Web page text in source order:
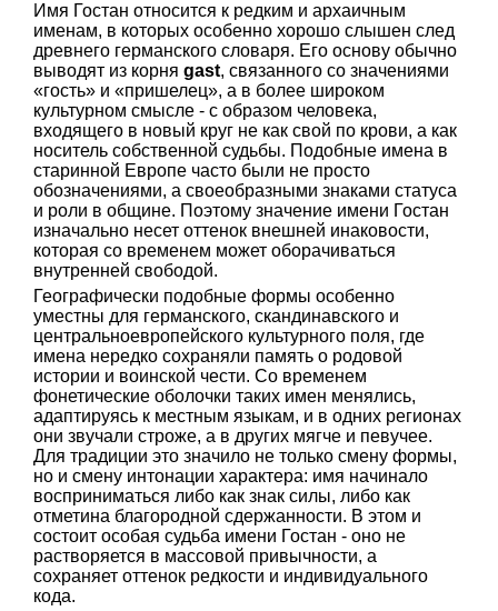
Имя Гостан относится к редким и архаичным
именам, в которых особенно хорошо слышен след
древнего германского словаря. Его основу обычно
выводят из корня gast, связанного со значениями
«гость» и «пришелец», а в более широком
культурном смысле - с образом человека,
входящего в новый круг не как свой по крови, а как
носитель собственной судьбы. Подобные имена в
старинной Европе часто были не просто
обозначениями, а своеобразными знаками статуса
и роли в общине. Поэтому значение имени Гостан
изначально несет оттенок внешней инаковости,
которая со временем может оборачиваться
внутренней свободой.
Географически подобные формы особенно
уместны для германского, скандинавского и
центральноевропейского культурного поля, где
имена нередко сохраняли память о родовой
истории и воинской чести. Со временем
фонетические оболочки таких имен менялись,
адаптируясь к местным языкам, и в одних регионах
они звучали строже, а в других мягче и певучее.
Для традиции это значило не только смену формы,
но и смену интонации характера: имя начинало
восприниматься либо как знак силы, либо как
отметина благородной сдержанности. В этом и
состоит особая судьба имени Гостан - оно не
растворяется в массовой привычности, а
сохраняет оттенок редкости и индивидуального
кода.